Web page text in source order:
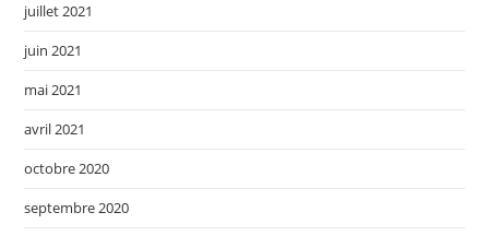
juillet 2021
juin 2021
mai 2021
avril 2021
octobre 2020
septembre 2020